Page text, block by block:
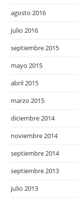
agosto 2016
julio 2016
septiembre 2015
mayo 2015
abril 2015
marzo 2015
diciembre 2014
noviembre 2014
septiembre 2014
septiembre 2013
julio 2013